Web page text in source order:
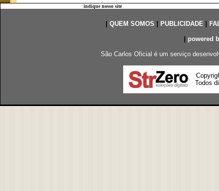
indique nosso site
QUEM SOMOS PUBLICIDADE|
powered
São Carlos Oficial é um serviço
Todos